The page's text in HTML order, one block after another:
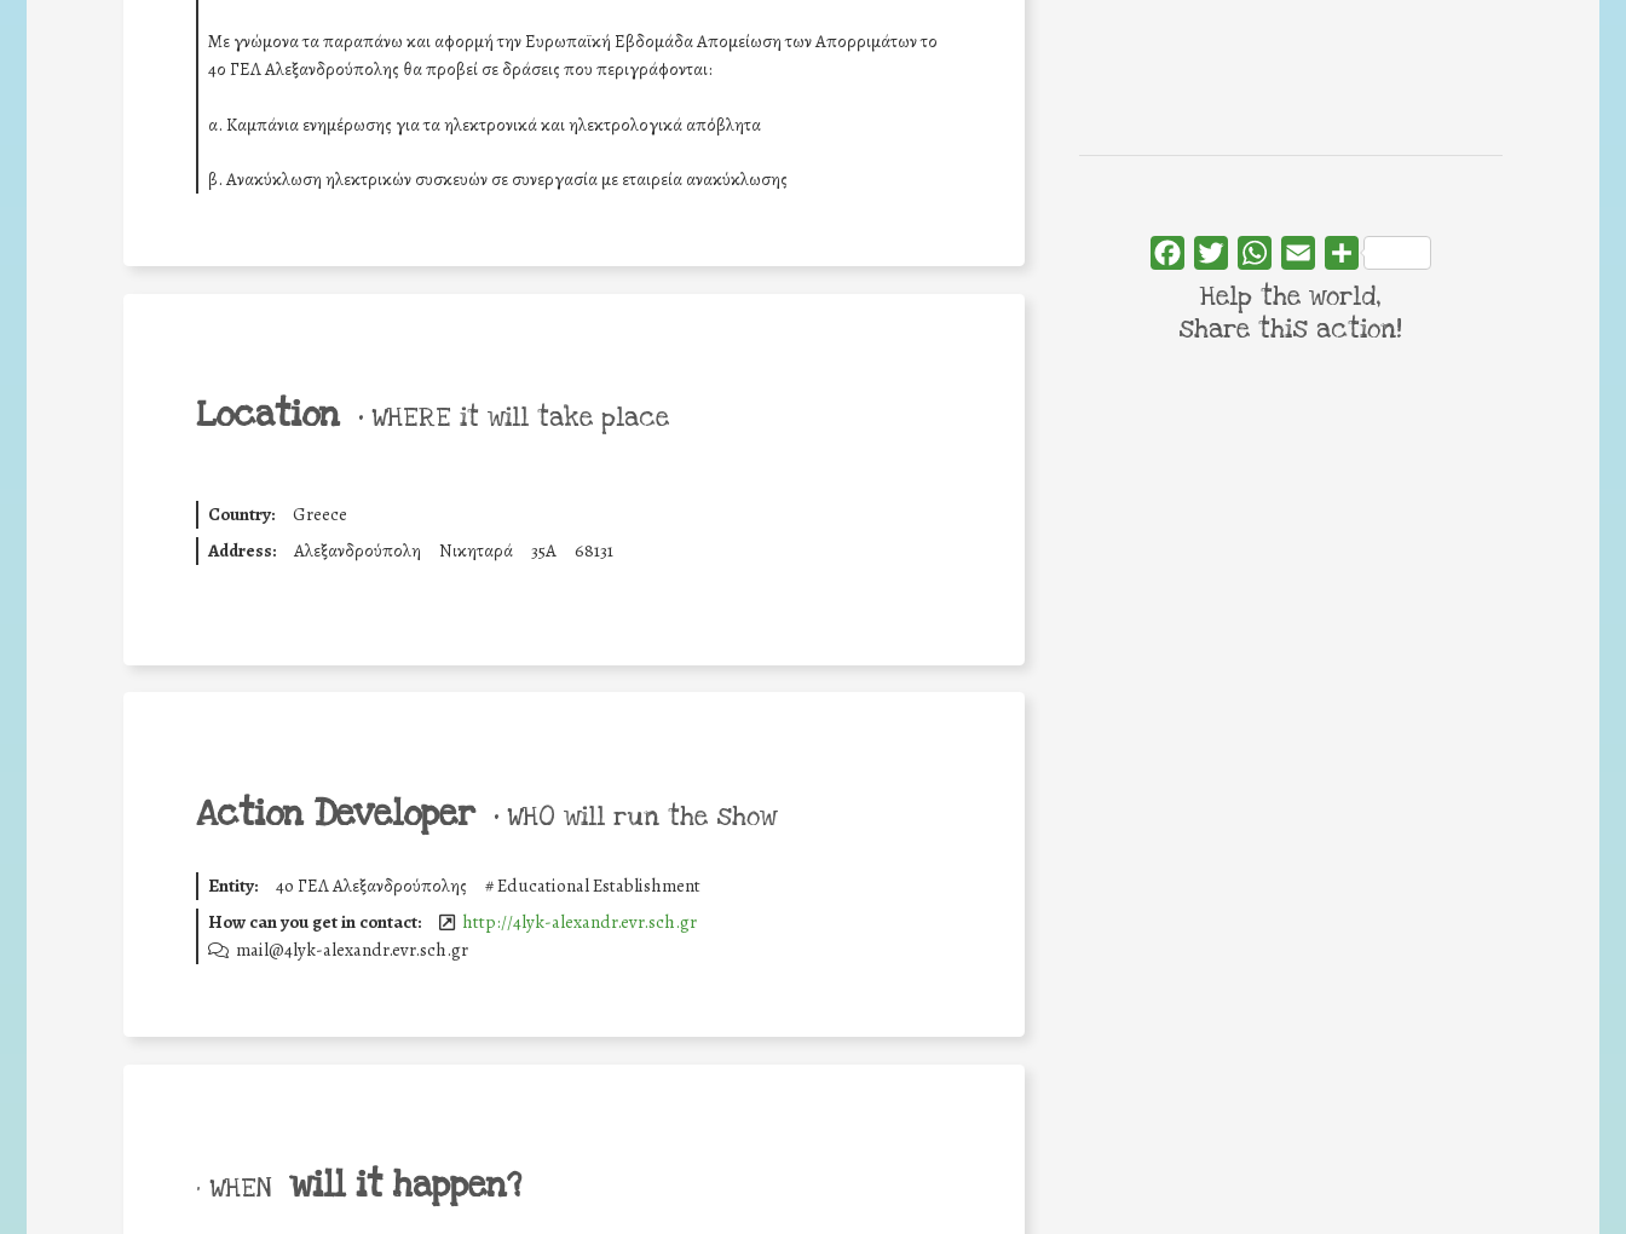
Με γνώμονα τα παραπάνω και αφορμή την Ευρωπαϊκή Εβδομάδα Απομείωση των Απορριμάτων το
4ο ΓΕΛ Αλεξανδρούπολης θα προβεί σε δράσεις που περιγράφονται:
α. Καμπάνια ενημέρωσης για τα ηλεκτρονικά και ηλεκτρολογικά απόβλητα
β. Ανακύκλωση ηλεκτρικών συσκευών σε συνεργασία με εταιρεία ανακύκλωσης
Location • WHERE it will take place
Country:
Greece
Address:
Αλεξανδρούπολη Νικηταρά 35Α 68131
Action Developer • WHO will run the show
Entity: 4o ΓΕΛ Αλεξανδρούπολης #Educational Establishment
How can you get in contact:
http://4lyk-alexandr.evr.sch.gr
mail@4lyk-alexandr.evr.sch.gr
• WHEN will it happen?
FacebookTwitterWhatsApp
Email Share
Help the world,
share this action!